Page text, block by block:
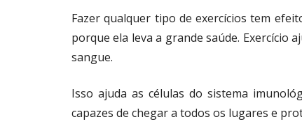
Fazer qualquer tipo de exercícios tem
porque ela leva a grande saúde. Exercício
sangue.
Isso ajuda as células do sistema
capazes de chegar a todos os lugares e